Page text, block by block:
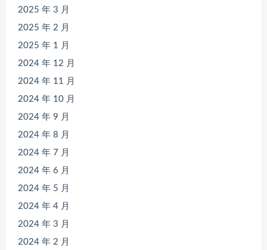
2025 年 3 月
2025 年 2 月
2025 年 1 月
2024 年 12 月
2024 年 11 月
2024 年 10 月
2024 年 9 月
2024 年 8 月
2024 年 7 月
2024 年 6 月
2024 年 5 月
2024 年 4 月
2024 年 3 月
2024 年 2 月